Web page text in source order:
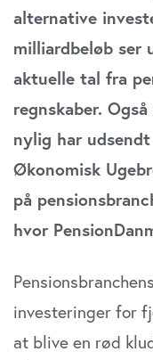
alternative
milliardbeløb
aktuelle tal fra
regnskaber.
nylig har
Økonomisk
på
hvor
investeringer for
at blive en rød